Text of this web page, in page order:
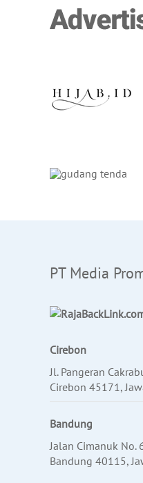
PT Media
Cirebon
Jl. Pangeran
Cirebon 45171,
Bandung
Jalan Cimanuk No.
Bandung 40115,